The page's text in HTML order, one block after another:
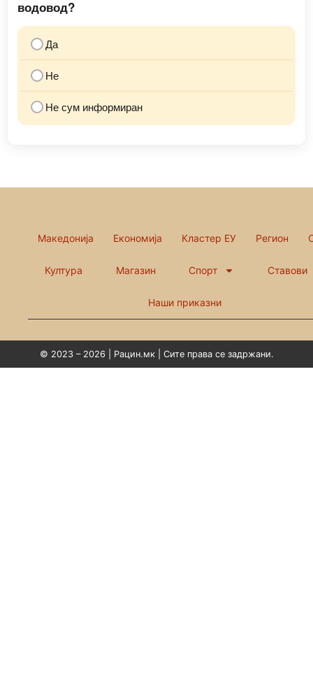
водовод?
Да
Не
Не сум информиран
Македонија Економија Кластер ЕУ Регион
Култура Магазин Спорт Ставови
Наши приказни
© 2023 – 2026 | Рацин.мк | Сите права се задржани.